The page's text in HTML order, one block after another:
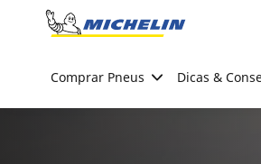
Go to page content
Comprar Pneus Dicas &